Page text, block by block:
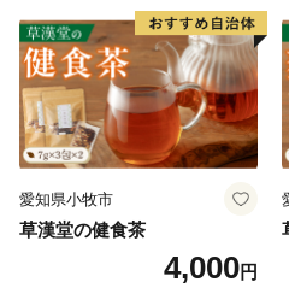
愛知県小牧市
草漢堂の健食茶
4,000円